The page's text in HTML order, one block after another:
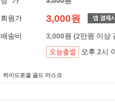
회원가 3,000원
배송비 3,000원 (2만원 이상
오후 2시
하이드로겔 골드 마스크